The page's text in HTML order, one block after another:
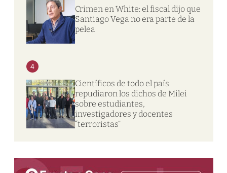
Crimen en White: el fiscal dijo que
Santiago Vega no era parte de la
pelea
4
Científicos de todo el país
repudiaron los dichos de Milei
sobre estudiantes,
investigadores y docentes
“terroristas”